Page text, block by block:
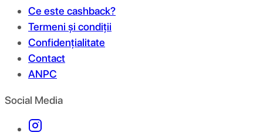
Ce este cashback?
Termeni și condiții
Confidențialitate
Contact
ANPC
Social Media